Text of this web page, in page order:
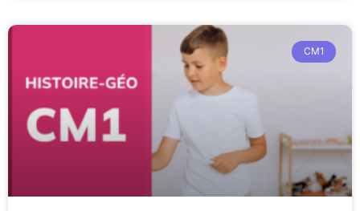
CM1